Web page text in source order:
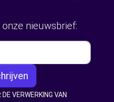
nieuwsbrief:
VERWERKING VAN